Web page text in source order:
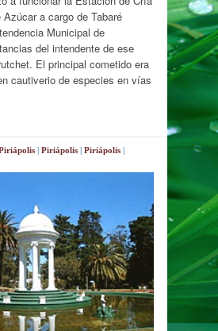
a cargo de Tabaré
Municipal de
del intendente de ese
El principal cometido era
cautiverio de especies en vías
|Piriápolis |Piriápolis |